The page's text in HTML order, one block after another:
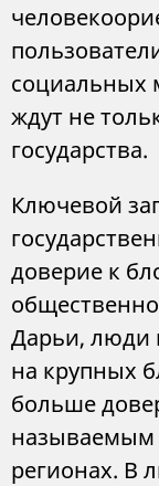
социальных
ждут не
государства.
Ключевой
доверие к
Дарьи, люди
на крупных
больше
называемым
регионах. В